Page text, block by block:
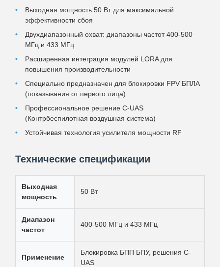
Выходная мощность 50 Вт для максимальной
эффективности сбоя
Двухдиапазонный охват: диапазоны частот 400-500
МГц и 433 МГц
Расширенная интеграция модулей LORA для
повышения производительности
Специально предназначен для блокировки FPV БПЛА
(показывания от первого лица)
Профессиональное решение C-UAS
(Контрбеспилотная воздушная система)
Устойчивая технология усилителя мощности RF
Технические спецификации
Выходная
мощность
50 Вт
Диапазон
частот
400-500 МГц и 433 МГц
Применение
Блокировка БПП БПУ, решения C-
UAS